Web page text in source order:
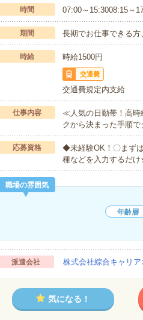
時間 07:00～15:3008:15～
期間 長期でお仕事できる方
時給 時給1500円
交通費
交通費規定内支給
仕事内容
≪人気の日勤帯！高時
クから決まった手順
応募資格
◆未経験OK！〇まず
種などを入力するだ
職場の雰囲気
年齢層
派遣会社 株式会社綜合キャリ
気になる！